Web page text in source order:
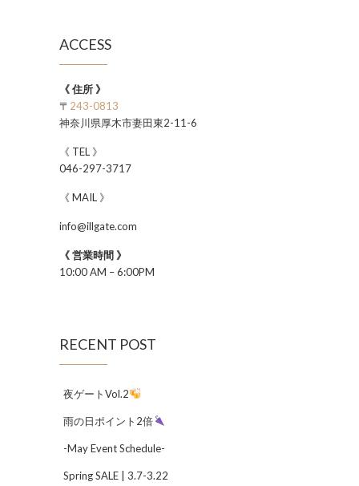
ACCESS
《 住所 》
〒 243-0813
神奈川県厚木市妻田東2-11-6
《 TEL 》
046-297-3717
《 MAIL 》
info@illgate.com
《 営業時間 》
10:00 AM – 6:00PM
RECENT POST
夜ゲートVol.2
雨の日ポイント2倍
-May Event Schedule-
Spring SALE | 3.7-3.22